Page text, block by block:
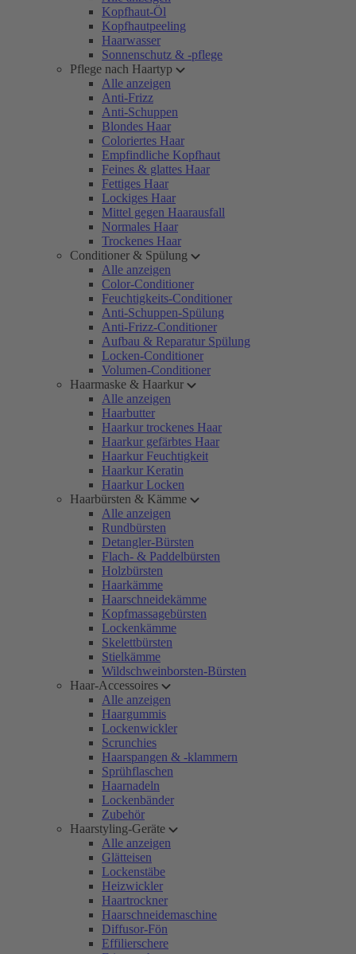
Kopfhaut-Öl
Kopfhautpeeling
Haarwasser
Sonnenschutz & -pflege
Pflege nach Haartyp
Alle anzeigen
Anti-Frizz
Anti-Schuppen
Blondes Haar
Coloriertes Haar
Empfindliche Kopfhaut
Feines & glattes Haar
Fettiges Haar
Lockiges Haar
Mittel gegen Haarausfall
Normales Haar
Trockenes Haar
Conditioner & Spülung
Alle anzeigen
Color-Conditioner
Feuchtigkeits-Conditioner
Anti-Schuppen-Spülung
Anti-Frizz-Conditioner
Aufbau & Reparatur Spülung
Locken-Conditioner
Volumen-Conditioner
Haarmaske & Haarkur
Alle anzeigen
Haarbutter
Haarkur trockenes Haar
Haarkur gefärbtes Haar
Haarkur Feuchtigkeit
Haarkur Keratin
Haarkur Locken
Haarbürsten & Kämme
Alle anzeigen
Rundbürsten
Detangler-Bürsten
Flach- & Paddelbürsten
Holzbürsten
Haarkämme
Haarschneidekämme
Kopfmassagebürsten
Lockenkämme
Skelettbürsten
Stielkämme
Wildschweinborsten-Bürsten
Haar-Accessoires
Alle anzeigen
Haargummis
Lockenwickler
Scrunchies
Haarspangen & -klammern
Sprühflaschen
Haarnadeln
Lockenbänder
Zubehör
Haarstyling-Geräte
Alle anzeigen
Glätteisen
Lockenstäbe
Heizwickler
Haartrockner
Haarschneidemaschine
Diffusor-Fön
Effilierschere